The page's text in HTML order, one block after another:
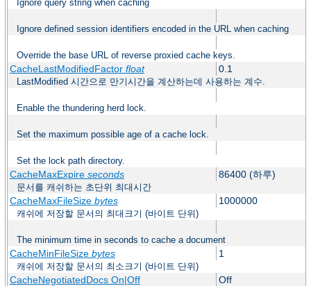
Ignore query string when caching
Ignore defined session identifiers encoded in the URL when caching
Override the base URL of reverse proxied cache keys.
CacheLastModifiedFactor float 0.1
LastModified 시간으로 만기시간을 계산하는데 사용하는 계수.
Enable the thundering herd lock.
Set the maximum possible age of a cache lock.
Set the lock path directory.
CacheMaxExpire seconds 86400 (하루)
문서를 캐쉬하는 초단위 최대시간
CacheMaxFileSize bytes 1000000
캐쉬에 저장할 문서의 최대크기 (바이트 단위)
The minimum time in seconds to cache a document
CacheMinFileSize bytes 1
캐쉬에 저장할 문서의 최소크기 (바이트 단위)
CacheNegotiatedDocs On|Off Off